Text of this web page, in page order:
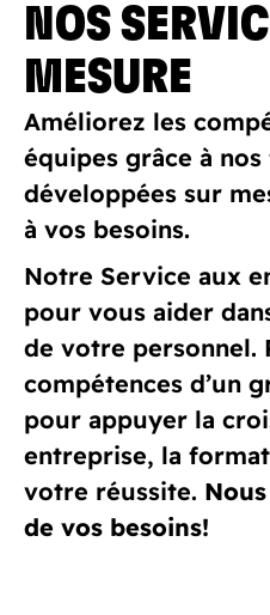
NOS
MESURE
Améliorez les
équipes grâce à
développées sur
à vos besoins.
Notre Service aux
pour vous aider
de votre personnel.
compétences d’un
pour appuyer la
entreprise, la
votre réussite.
de vos besoins!